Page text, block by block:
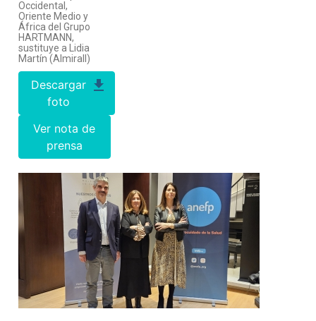
Occidental,
Oriente Medio y
África del Grupo
HARTMANN,
sustituye a Lidia
Martín (Almirall)
Descargar
foto
Ver nota de
prensa